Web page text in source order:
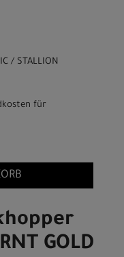
/ STALLION
für
GOLD